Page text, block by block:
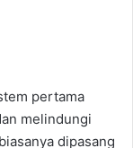
pertama
melindungi
dipasang